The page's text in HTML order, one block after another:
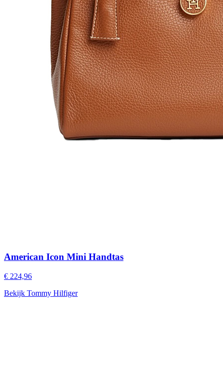
American Icon Mini Handtas
€ 224,96
Bekijk Tommy Hilfiger